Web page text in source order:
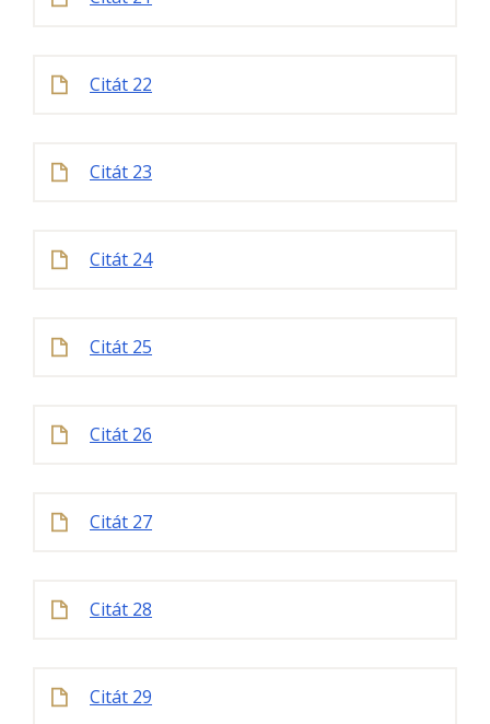
Citát 22
Citát 23
Citát 24
Citát 25
Citát 26
Citát 27
Citát 28
Citát 29